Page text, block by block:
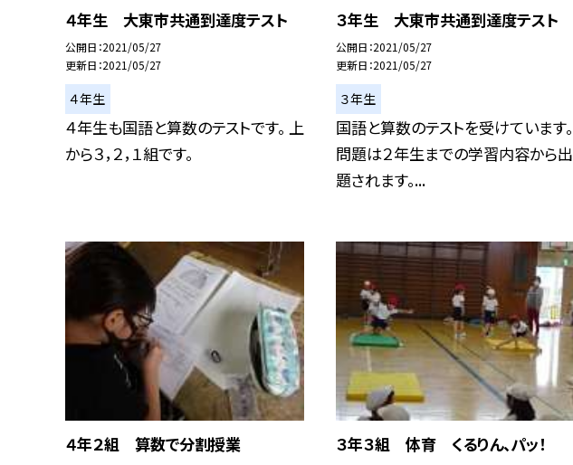
４年生 大東市共通到達度テスト
公開日 2021/05/27
更新日 2021/05/27
４年生
４年生も国語と算数のテストです。 上
から３，２，１組です。
３年生 大東市共通到達度テスト
公開日 2021/05/27
更新日 2021/05/27
３年生
国語と算数のテストを受けています。
問題は２年生までの学習内容から出
題されます。...
４年２組 算数で分割授業 ３年３組 体育 くるりん、パッ！